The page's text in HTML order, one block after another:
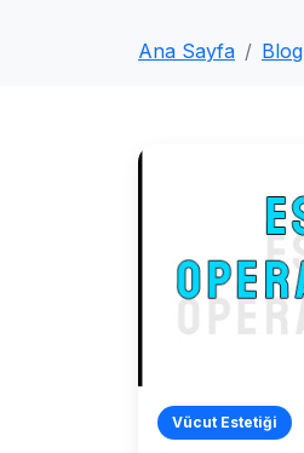
Ana Sayfa Blog
Vücut Estetiği